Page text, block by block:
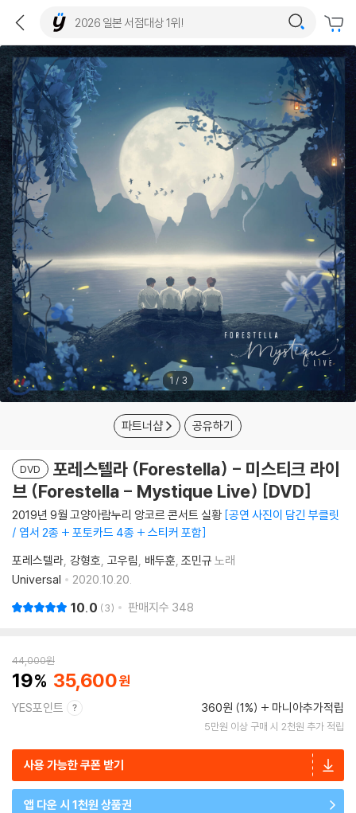
1 / 3
파트너샵 공유하기
DVD
포레스텔라 (Forestella) - 미스티크 라이
브 (Forestella - Mystique Live) [DVD]
2019년 9월 고양아람누리 앙코르 콘서트 실황 공연 사진이 담긴 부클릿
/ 엽서 2종 + 포토카드 4종 + 스티커 포함
포레스텔라 강형호 고우림 배두훈 조민규 노래
Universal
2020.10.20.
10.0 3 판매지수 348
44,000원
19 35,600
YES포인트 360원 (1%) 마니아추가적립
5만원 이상 구매 시 2천원 추가 적립
사용 가능한 쿠폰 받기
앱 다운 시 1천원 상품권